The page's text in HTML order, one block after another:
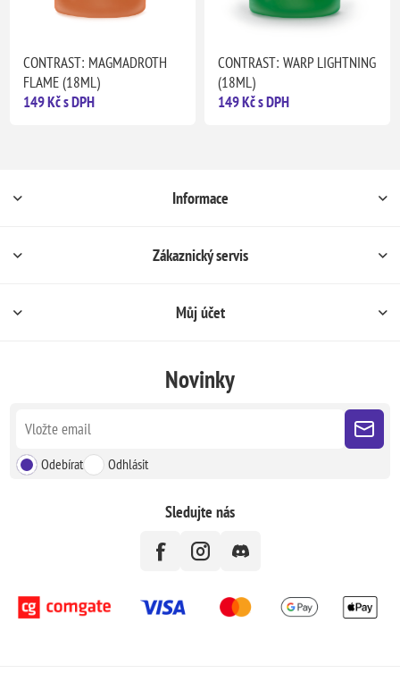
CONTRAST: MAGMADROTH
FLAME (18ML)
149 Kč s DPH
CONTRAST: WARP LIGHTNING
(18ML)
149 Kč s DPH
Informace
Zákaznický servis
Můj účet
Novinky
Odebírat Odhlásit
Sledujte nás